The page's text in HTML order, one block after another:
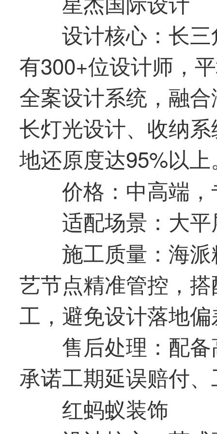
设计核心：长
有300+位设计师，
全案设计系统，融
长灯光设计、收纳
地还原度达95%以上
价格：中高端
适配场景：大
施工质量：海
艺节点精准管控，
工，避免设计落地
售后处理：配
承诺工期延误赔付
红蚂蚁装饰